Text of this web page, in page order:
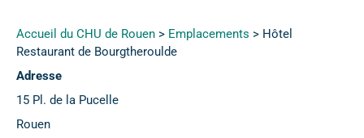
Accueil du CHU de Rouen > Emplacements > Hôtel
Restaurant de Bourgtheroulde
Adresse
15 Pl. de la Pucelle
Rouen